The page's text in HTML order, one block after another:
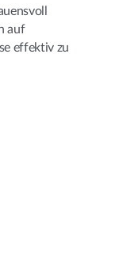
auf
effektiv zu